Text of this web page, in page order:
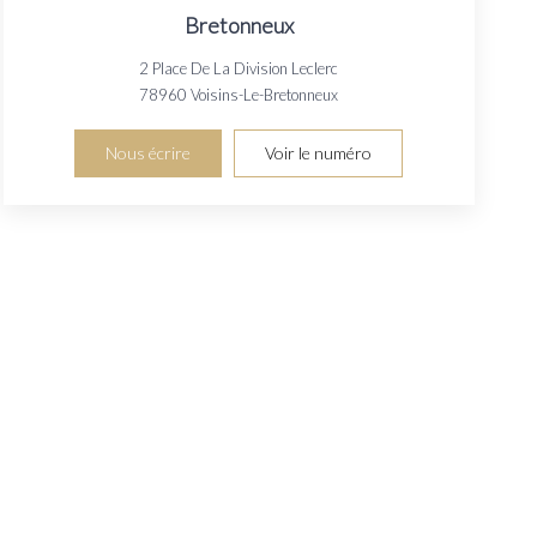
Bretonneux
2 Place De La Division Leclerc
78960Voisins-Le-Bretonneux
Nous écrire Voir le numéro